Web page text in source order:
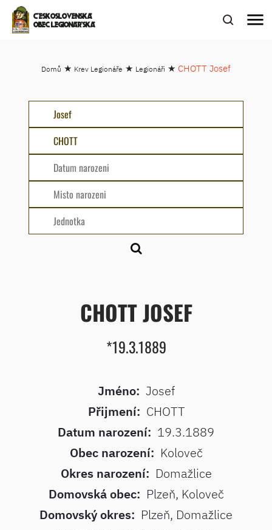
ČESKOSLOVENSKÁ
OBEC LEGIONÁŘSKÁ
menu
Domů ★ Krev Legionáře ★ Legionáři ★ CHOTT Josef
CHOTT JOSEF
*19.3.1889
Jméno: Josef
Přijmení: CHOTT
Datum narození: 19.3.1889
Obec narození: Koloveč
Okres narození: Domažlice
Domovská obec: Plzeň, Koloveč
Domovský okres: Plzeň, Domažlice